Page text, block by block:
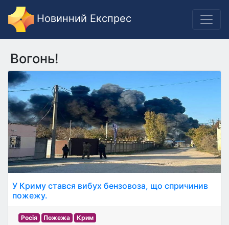
Новинний Експрес
Вогонь!
У Криму стався вибух бензовоза, що спричинив
пожежу.
Росія Пожежа Крим